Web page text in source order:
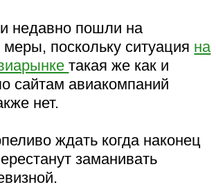
недавно пошли на
поскольку ситуация на
такая же как и
сайтам авиакомпаний
нет.
ждать когда наконец
заманивать